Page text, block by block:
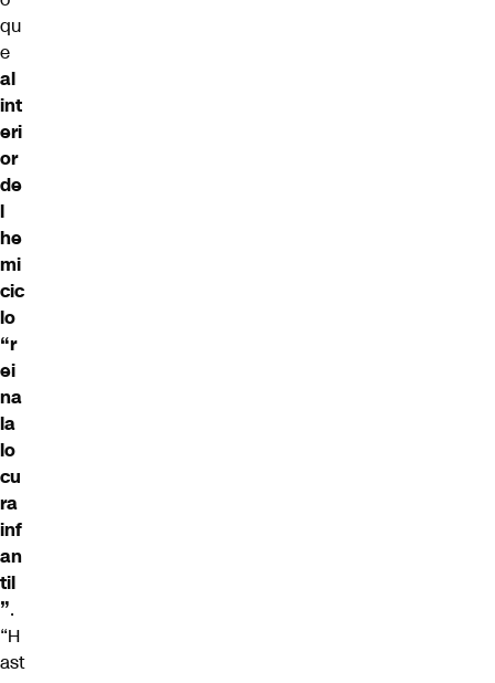
qu
e
al
int
eri
or
de
l
he
mi
cic
lo
“r
ei
na
la
lo
cu
ra
inf
an
til
”.
“H
ast